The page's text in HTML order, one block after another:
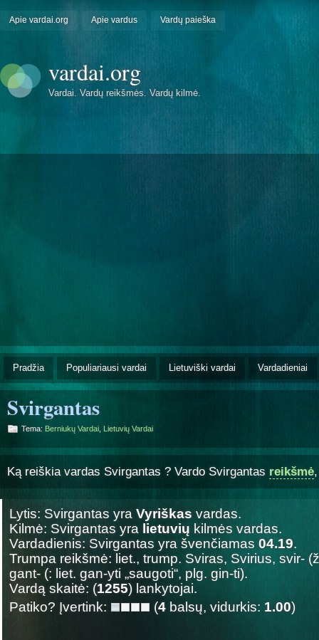
Apie vardai.org Apie vardus Vardų paieška
vardai.org
Vardai. Vardų reikšmės. Vardų kilmė.
Pradžia Populiariausi vardai Lietuviški vardai Vardadieniai
Svirgantas
Tema: Berniukų Vardai Lietuvių Vardai
Ką reiškia vardas Svirgantas ? Vardo Svirgantas reikšmė
Lytis: Svirgantas yra Vyriškas vardas.
Kilmė: Svirgantas yra lietuvių kilmės vardas.
Vardadienis: Svirgantas yra švenčiamas 04.19.
Trumpa reikšmė: liet., trump. Sviras, Svirius, svir-
gant- (: liet. gan-yti „saugoti“, plg. gin-ti).
Vardą skaitė: (1255) lankytojai.
Patiko? Įvertink:
(4 balsų, vidurkis: 1.00)